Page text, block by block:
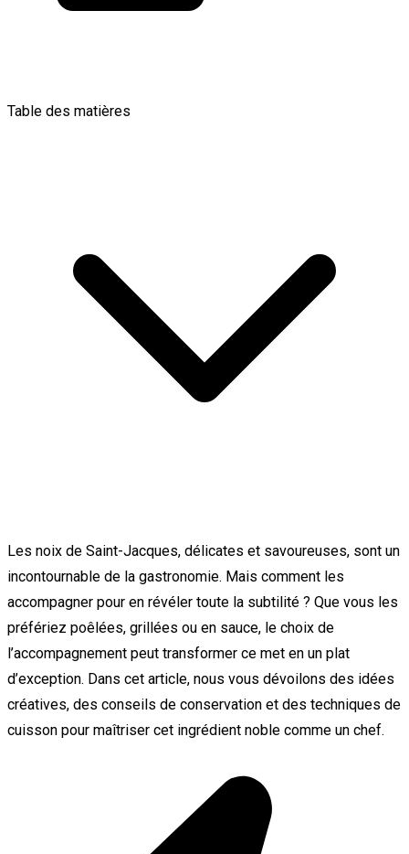
Table des matières
Les noix de Saint-Jacques, délicates et savoureuses, sont un
incontournable de la gastronomie. Mais comment les
accompagner pour en révéler toute la subtilité ? Que vous les
préfériez poêlées, grillées ou en sauce, le choix de
l’accompagnement peut transformer ce met en un plat
d’exception. Dans cet article, nous vous dévoilons des idées
créatives, des conseils de conservation et des techniques de
cuisson pour maîtriser cet ingrédient noble comme un chef.